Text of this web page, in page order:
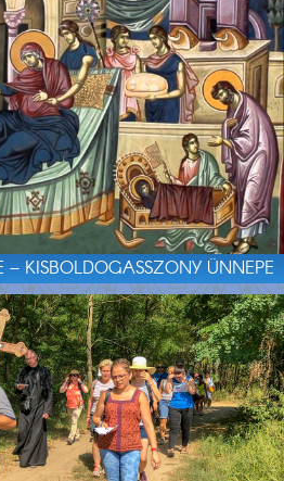
– KISBOLDOGASSZONY ÜNNEPE